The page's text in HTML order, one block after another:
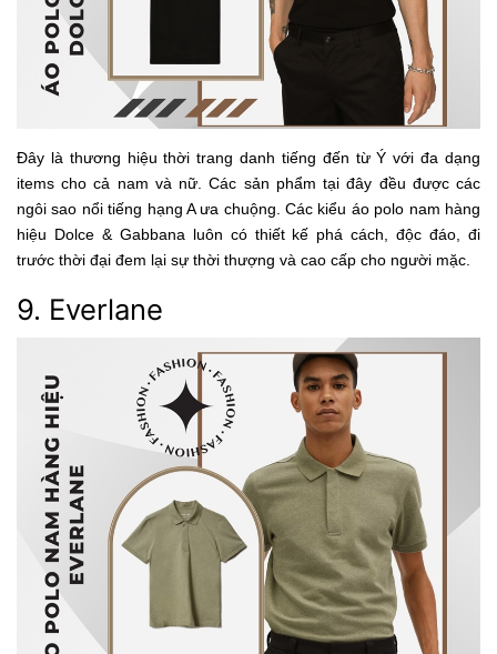
Đây là thương hiệu thời trang danh tiếng đến từ Ý với đa dạng
items cho cả nam và nữ. Các sản phẩm tại đây đều được các
ngôi sao nổi tiếng hạng A ưa chuộng. Các kiểu áo polo nam hàng
hiệu Dolce & Gabbana luôn có thiết kế phá cách, độc đáo, đi
trước thời đại đem lại sự thời thượng và cao cấp cho người mặc.
9. Everlane